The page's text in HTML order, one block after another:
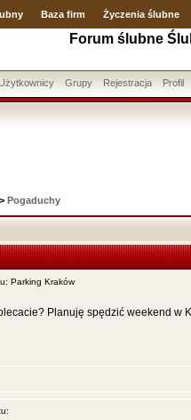
Baza firm Życzenia ślubne
Forum ślubne
Grupy Rejestracja Profil
Pogaduchy
Parking Kraków
Planuję spędzić weekend w